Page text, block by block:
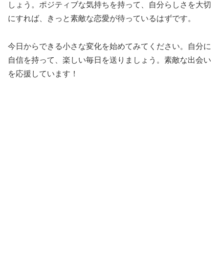
しょう。ポジティブな気持ちを持って、自分らしさを大切
にすれば、きっと素敵な恋愛が待っているはずです。
今日からできる小さな変化を始めてみてください。自分に
自信を持って、楽しい毎日を送りましょう。素敵な出会い
を応援しています！